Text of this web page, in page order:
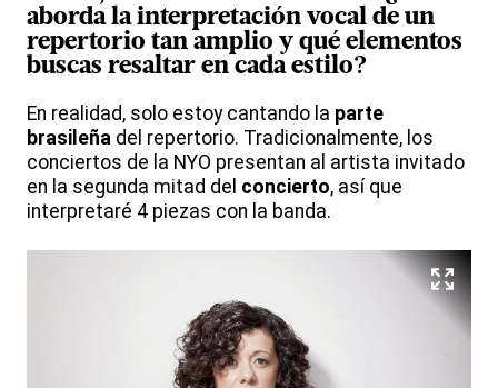
aborda lainterpretación vocal de un
repertorio tan amplio y qué elementos
buscas resaltar en cada estilo?
En realidad, solo estoy cantando la parte
brasileña del repertorio. Tradicionalmente, los
conciertos de la NYO presentan al artista invitado
en la segunda mitad del concierto, así que
interpretaré 4 piezas con la banda.